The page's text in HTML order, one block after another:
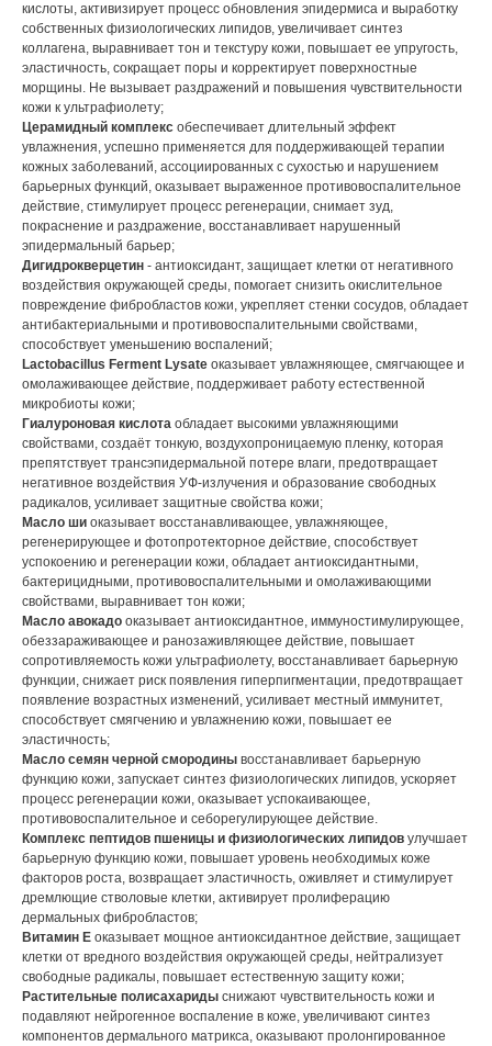
кислоты, активизирует процесс обновления эпидермиса и выработку
собственных физиологических липидов, увеличивает синтез
коллагена, выравнивает тон и текстуру кожи, повышает ее упругость,
эластичность, сокращает поры и корректирует поверхностные
морщины. Не вызывает раздражений и повышения чувствительности
кожи к ультрафиолету;
Церамидный комплекс обеспечивает длительный эффект
увлажнения, успешно применяется для поддерживающей терапии
кожных заболеваний, ассоциированных с сухостью и нарушением
барьерных функций, оказывает выраженное противовоспалительное
действие, стимулирует процесс регенерации, снимает зуд,
покраснение и раздражение, восстанавливает нарушенный
эпидермальный барьер;
Дигидрокверцетин - антиоксидант, защищает клетки от негативного
воздействия окружающей среды, помогает снизить окислительное
повреждение фибробластов кожи, укрепляет стенки сосудов, обладает
антибактериальными и противовоспалительными свойствами,
способствует уменьшению воспалений;
Lactobacillus Ferment Lysate оказывает увлажняющее, смягчающее и
омолаживающее действие, поддерживает работу естественной
микробиоты кожи;
Гиалуроновая кислота обладает высокими увлажняющими
свойствами, создаёт тонкую, воздухопроницаемую пленку, которая
препятствует трансэпидермальной потере влаги, предотвращает
негативное воздействия УФ-излучения и образование свободных
радикалов, усиливает защитные свойства кожи;
Масло ши оказывает восстанавливающее, увлажняющее,
регенерирующее и фотопротекторное действие, способствует
успокоению и регенерации кожи, обладает антиоксидантными,
бактерицидными, противовоспалительными и омолаживающими
свойствами, выравнивает тон кожи;
Масло авокадо оказывает антиоксидантное, иммуностимулирующее,
обеззараживающее и ранозаживляющее действие, повышает
сопротивляемость кожи ультрафиолету, восстанавливает барьерную
функции, снижает риск появления гиперпигментации, предотвращает
появление возрастных изменений, усиливает местный иммунитет,
способствует смягчению и увлажнению кожи, повышает ее
эластичность;
Масло семян черной смородины восстанавливает барьерную
функцию кожи, запускает синтез физиологических липидов, ускоряет
процесс регенерации кожи, оказывает успокаивающее,
противовоспалительное и себорегулирующее действие.
Комплекс пептидов пшеницы и физиологических липидов улучшает
барьерную функцию кожи, повышает уровень необходимых коже
факторов роста, возвращает эластичность, оживляет и стимулирует
дремлющие стволовые клетки, активирует пролиферацию
дермальных фибробластов;
Витамин Е оказывает мощное антиоксидантное действие, защищает
клетки от вредного воздействия окружающей среды, нейтрализует
свободные радикалы, повышает естественную защиту кожи;
Растительные полисахариды снижают чувствительность кожи и
подавляют нейрогенное воспаление в коже, увеличивают синтез
компонентов дермального матрикса, оказывают пролонгированное